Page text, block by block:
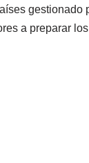
a preparar